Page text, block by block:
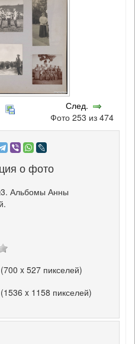
След.
Фото 253 из 474
о фото
Альбомы Анны
x 527 пикселей)
x 1158 пикселей)